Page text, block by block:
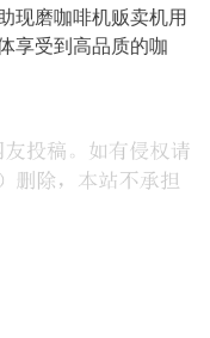
现磨咖啡机贩卖机用
享受到高品质的咖